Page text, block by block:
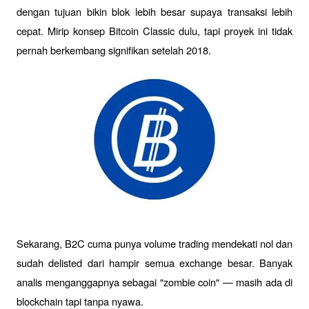
dengan tujuan bikin blok lebih besar supaya transaksi lebih
cepat. Mirip konsep Bitcoin Classic dulu, tapi proyek ini tidak
pernah berkembang signifikan setelah 2018.
Sekarang, B2C cuma punya volume trading mendekati nol dan
sudah delisted dari hampir semua exchange besar. Banyak
analis menganggapnya sebagai "zombie coin" — masih ada di
blockchain tapi tanpa nyawa.